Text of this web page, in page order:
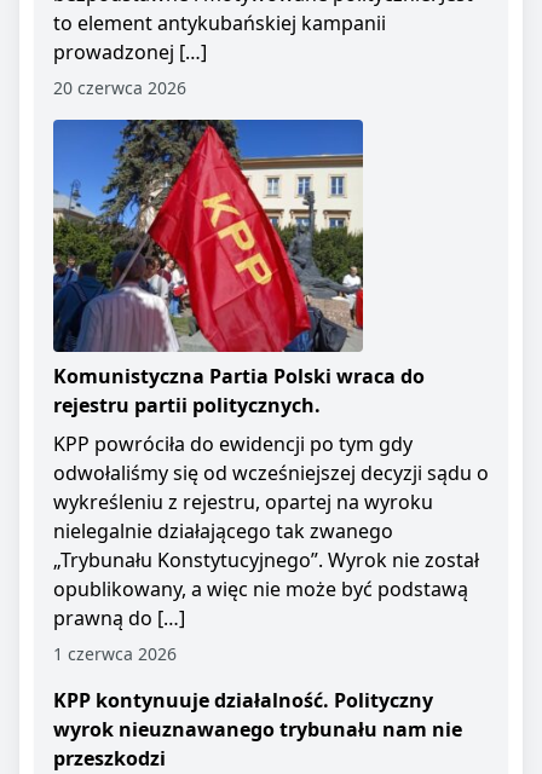
to element antykubańskiej kampanii
prowadzonej […]
20 czerwca 2026
Komunistyczna Partia Polski wraca do
rejestru partii politycznych.
KPP powróciła do ewidencji po tym gdy
odwołaliśmy się od wcześniejszej decyzji sądu o
wykreśleniu z rejestru, opartej na wyroku
nielegalnie działającego tak zwanego
„Trybunału Konstytucyjnego”. Wyrok nie został
opublikowany, a więc nie może być podstawą
prawną do […]
1 czerwca 2026
KPP kontynuuje działalność. Polityczny
wyrok nieuznawanego trybunału nam nie
przeszkodzi